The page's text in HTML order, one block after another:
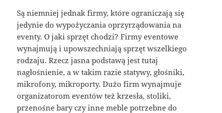
Są niemniej jednak firmy, które ograniczają się
jedynie do wypożyczania oprzyrządowania na
eventy. O jaki sprzęt chodzi? Firmy eventowe
wynajmują i upowszechniają sprzęt wszelkiego
rodzaju. Rzecz jasna podstawą jest tutaj
nagłośnienie, a w takim razie statywy, głośniki,
mikrofony, mikroporty. Dużo firm wynajmuje
organizatorom eventów też krzesła, stoliki,
przenośne bary czy inne meble potrzebne do